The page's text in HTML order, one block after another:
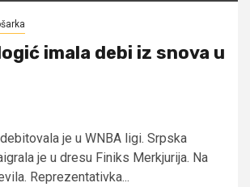
imala debi iz snova u
je u WNBA ligi. Srpska
je u dresu Finiks Merkjurija. Na
Reprezentativka...